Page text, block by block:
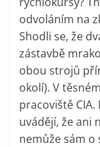
odvoláním na
Shodli se, že
zástavbě
obou strojů
okolí). V
pracoviště
uvádějí, že ani
nemůže sám